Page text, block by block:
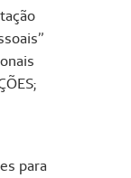
para